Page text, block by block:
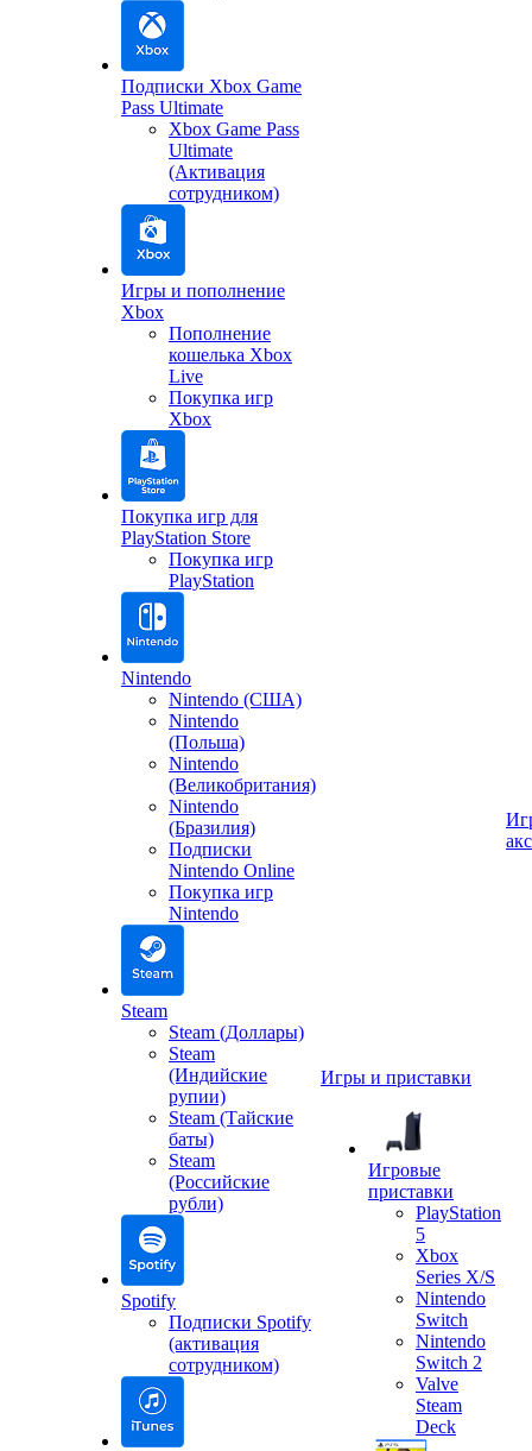
Подписки Xbox Game
Pass Ultimate
Xbox Game Pass
Ultimate
(Активация
сотрудником)
Игры и пополнение
Xbox
Пополнение
кошелька Xbox
Live
Покупка игр
Xbox
Покупка игр для
PlayStation Store
Покупка игр
PlayStation
Nintendo
Nintendo (США)
Nintendo
(Польша)
Nintendo
(Великобритания)
Nintendo
(Бразилия)
Подписки
Nintendo Online
Покупка игр
Nintendo
Steam
Steam (Доллары)
Steam
(Индийские
рупии)
Steam (Тайские
баты)
Steam
(Российские
рубли)
Spotify
Подписки Spotify
(активация
сотрудником)
Игры и приставки
Игровые
приставки
PlayStation
5
Xbox
Series X/S
Nintendo
Switch
Nintendo
Switch 2
Valve
Steam
Deck